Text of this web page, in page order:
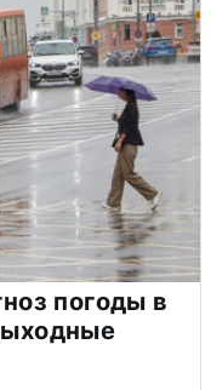
погоды в